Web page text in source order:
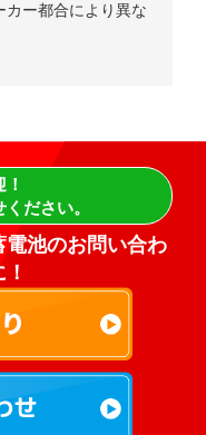
ー都合により異な
ださい。
電池のお問い合わ